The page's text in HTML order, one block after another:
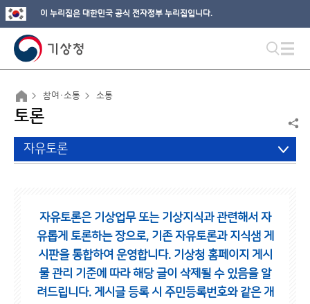
이 누리집은 대한민국 공식 전자정부 누리집입니다.
참여·소통 소통
토론
자유토론
자유토론은 기상업무 또는 기상지식과 관련해서 자
유롭게 토론하는 장으로, 기존 자유토론과 지식샘 게
시판을 통합하여 운영합니다. 기상청 홈페이지 게시
물 관리 기준에 따라 해당 글이 삭제될 수 있음을 알
려드립니다. 게시글 등록 시 주민등록번호와 같은 개